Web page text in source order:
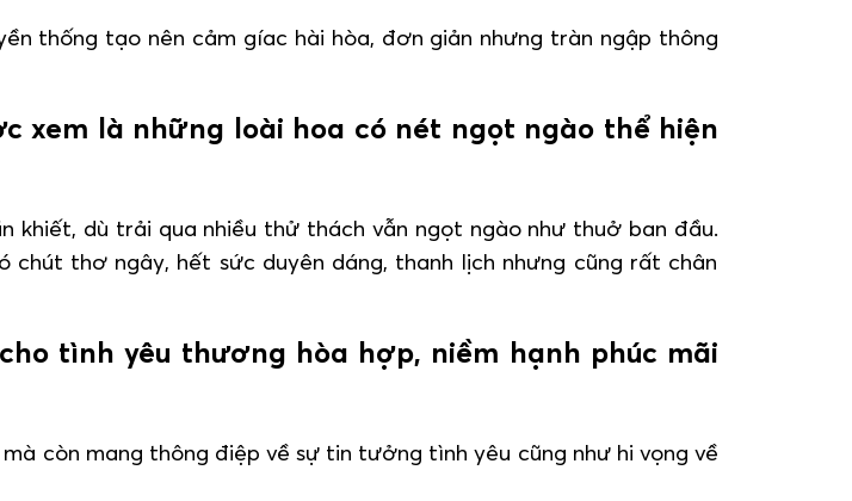
thống tạo nên cảm gíac hài hòa, đơn giản nhưng tràn ngập thông
xem là những loài hoa có nét ngọt ngào thể hiện
khiết, dù trải qua nhiều thử thách vẫn ngọt ngào như thuở ban đầu.
thơ ngây, hết sức duyên dáng, thanh lịch nhưng cũng rất chân
tình yêu thương hòa hợp, niềm hạnh phúc mãi
còn mang thông điệp về sự tin tưởng tình yêu cũng như hi vọng về